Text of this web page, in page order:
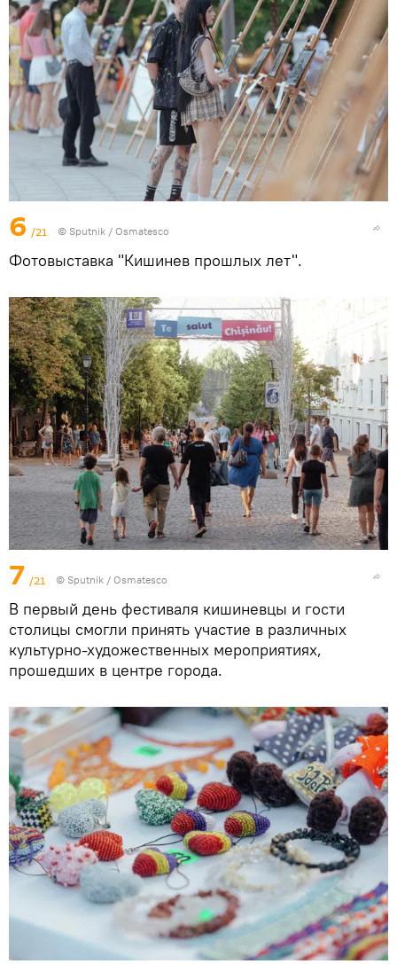
6 /21 © Sputnik / Osmatesco
Фотовыставка "Кишинев прошлых лет".
7 /21 © Sputnik / Osmatesco
В первый день фестиваля кишиневцы и гости
столицы смогли принять участие в различных
культурно-художественных мероприятиях,
прошедших в центре города.